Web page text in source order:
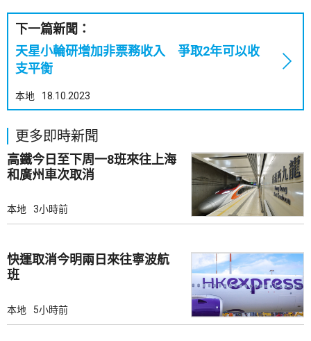
下一篇新聞：
天星小輪研增加非票務收入 爭取2年可以收
支平衡
本地 18.10.2023
更多即時新聞
高鐵今日至下周一8班來往上海
和廣州車次取消
本地 3小時前
快運取消今明兩日來往寧波航
班
本地 5小時前